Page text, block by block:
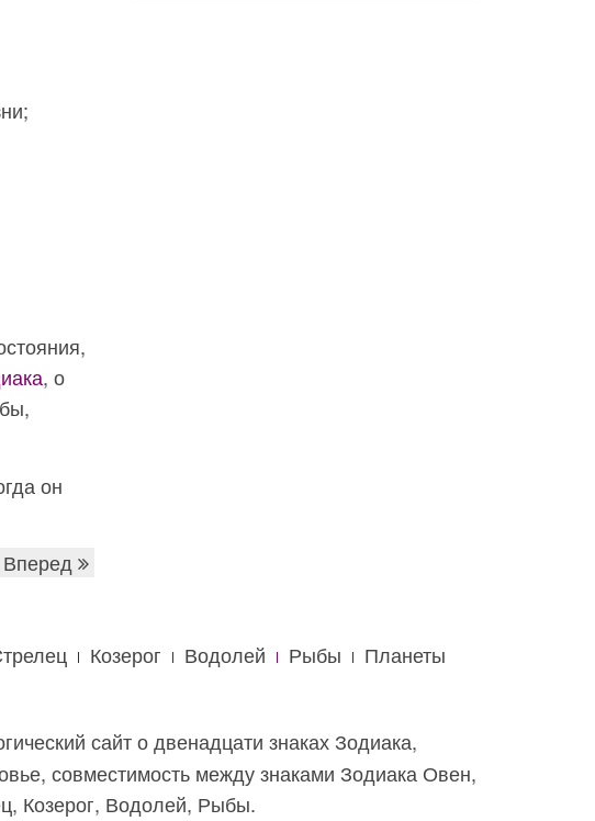
, о
он
Вперед
Козерог Водолей Рыбы
Планеты
сайт о двенадцати знаках Зодиака,
совместимость между знаками Зодиака Овен,
Козерог, Водолей, Рыбы.